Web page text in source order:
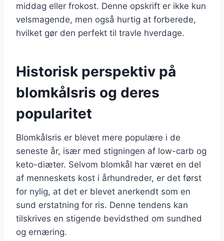
middag eller frokost. Denne opskrift er ikke kun
velsmagende, men også hurtig at forberede,
hvilket gør den perfekt til travle hverdage.
Historisk perspektiv på
blomkålsris og deres
popularitet
Blomkålsris er blevet mere populære i de
seneste år, især med stigningen af low-carb og
keto-diæter. Selvom blomkål har været en del
af menneskets kost i århundreder, er det først
for nylig, at det er blevet anerkendt som en
sund erstatning for ris. Denne tendens kan
tilskrives en stigende bevidsthed om sundhed
og ernæring.